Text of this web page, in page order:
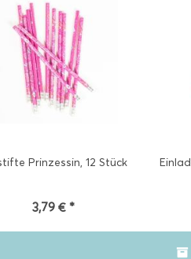
Prinzessin, 12 Stück
3,79 € *